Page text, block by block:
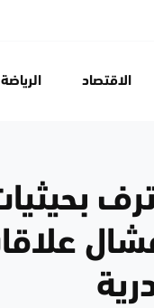
الاقتصاد الرياضة